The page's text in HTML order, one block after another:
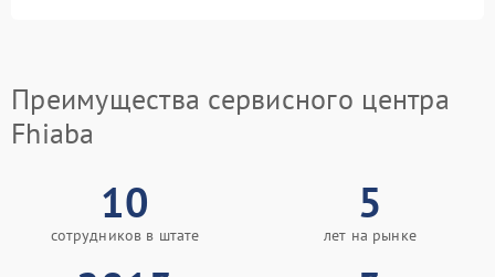
Преимущества сервисного центра
Fhiaba
10
сотрудников в штате
5
лет на рынке